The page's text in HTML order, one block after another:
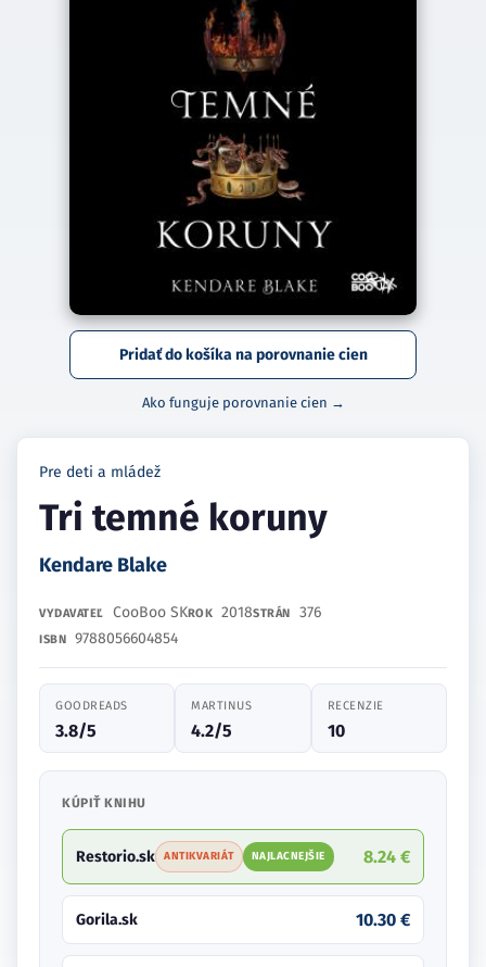
Pridať do košíka na porovnanie cien
Ako funguje porovnanie cien →
Pre deti a mládež
Tri temné koruny
Kendare Blake
VYDAVATEĽ CooBoo SKROK 2018STRÁN 376
ISBN 9788056604854
GOODREADS
3.8/5
MARTINUS
4.2/5
RECENZIE
10
KÚPIŤ KNIHU
Restorio.sk ANTIKVARIÁT NAJLACNEJŠIE 8.24 €
Gorila.sk 10.30 €